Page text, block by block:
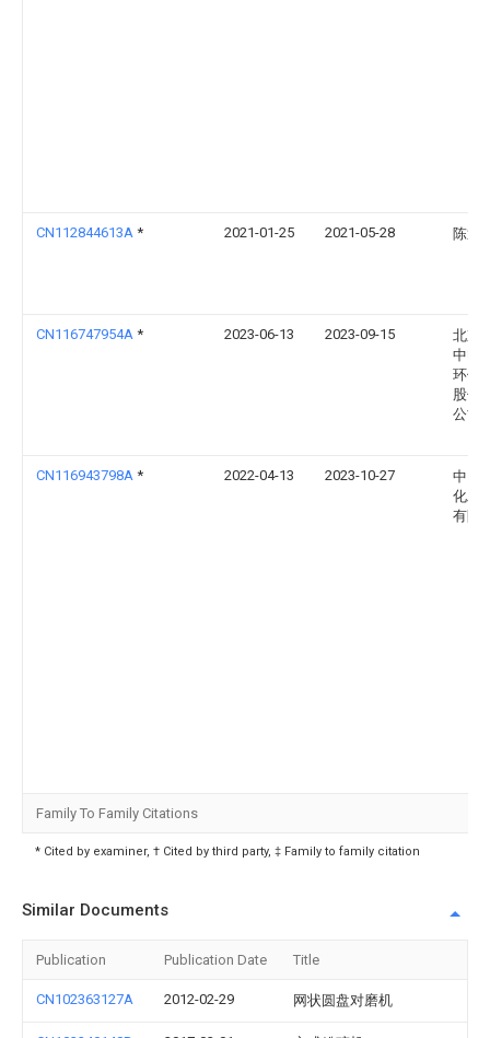
CN112844613A * 2021-01-25 2021-05-28 陈迎
CN116747954A * 2023-06-13 2023-09-15
北京
中电
环保
股份
公司
CN116943798A * 2022-04-13 2023-10-27
中国
化工
有限
Family To Family Citations
* Cited by examiner, † Cited by third party, ‡ Family to family citation
Similar Documents
Publication Publication Date Title
CN102363127A 2012-02-29 网状圆盘对磨机